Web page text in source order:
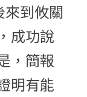
來到攸關
成功說
，簡報
明有能